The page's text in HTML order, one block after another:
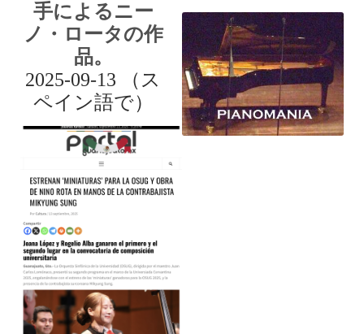
手によるニー
ノ・ロータの作
品。
2025-09-13 （ス
ペイン語で）